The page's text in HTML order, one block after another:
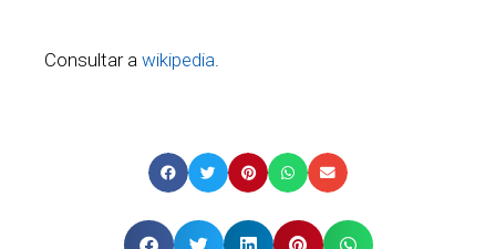
Consultar a wikipedia